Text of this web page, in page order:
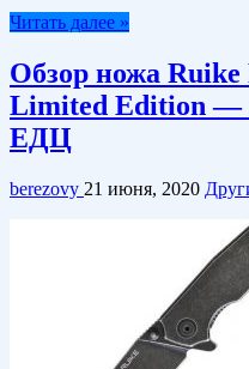
Читать далее »
Обзор ножа Ruike
Limited Edition —
ЕДЦ
berezovy 21 июня, 2020